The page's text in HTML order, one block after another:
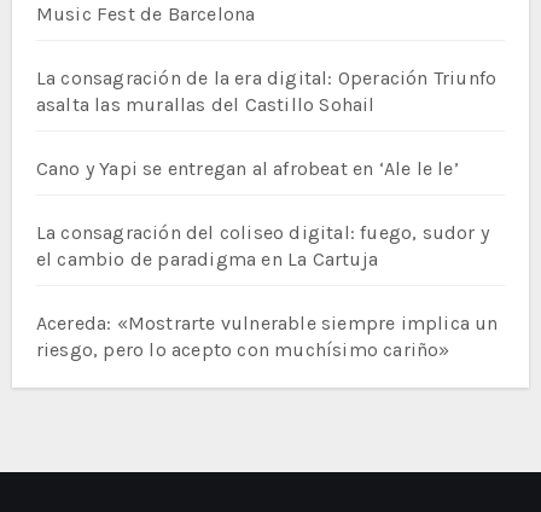
Music Fest de Barcelona
La consagración de la era digital: Operación Triunfo
asalta las murallas del Castillo Sohail
Cano y Yapi se entregan al afrobeat en ‘Ale le le’
La consagración del coliseo digital: fuego, sudor y
el cambio de paradigma en La Cartuja
Acereda: «Mostrarte vulnerable siempre implica un
riesgo, pero lo acepto con muchísimo cariño»